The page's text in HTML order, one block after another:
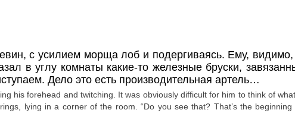
с усилием морща лоб и подергиваясь. Ему, видимо,
в углу комнаты какие-то железные бруски,
Дело это есть производительная артель…
his forehead and twitching. It was obviously difficult for him to think of
lying in a corner of the room. “Do you see that? That’s the